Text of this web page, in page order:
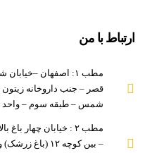
ارتباط با من
مطب ۱: اصفهان
قصر – جنب داروخانه
شمس – طبقه سوم – واحد 313
مطب ۲ : خیابان چهار